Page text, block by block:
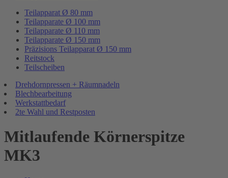
Teilapparat Ø 80 mm
Teilapparate Ø 100 mm
Teilapparate Ø 110 mm
Teilapparate Ø 150 mm
Präzisions Teilapparat Ø 150 mm
Reitstock
Teilscheiben
Drehdornpressen + Räumnadeln
Blechbearbeitung
Werkstattbedarf
2te Wahl und Restposten
Mitlaufende Körnerspitze
MK3